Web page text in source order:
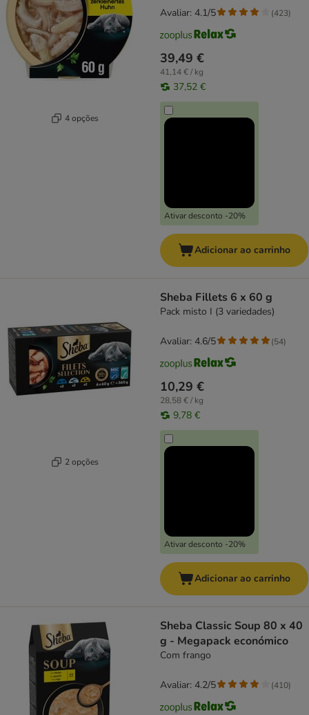
4 opções
39,49 €
41,14 € / kg
37,52 €
Ativar desconto -20%
Avaliar: 4.1/5 (423)
Adicionar ao carrinho
2 opções
Sheba Fillets 6 x 60 g
Pack misto I (3 variedades)
10,29 €
28,58 € / kg
9,78 €
Ativar desconto -20%
Avaliar: 4.6/5 (54)
Adicionar ao carrinho
Sheba Classic Soup 80 x 40
g - Megapack económico
Com frango
Avaliar: 4.2/5 (410)